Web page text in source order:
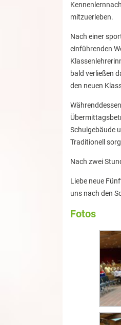
mitzuerleben.
Nach einer
einführenden
bald verließen
den neuen
Schulgebäude
Traditionell
Nach zwei
Liebe neue
uns nach den
Fotos